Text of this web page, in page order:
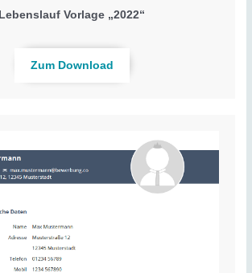
Lebenslauf Vorlage „2022“
Zum Download